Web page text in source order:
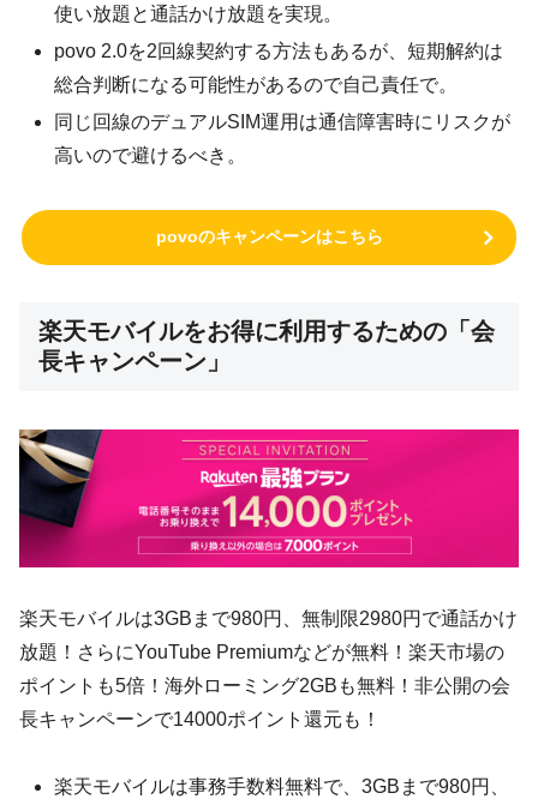
使い放題と通話かけ放題を実現。
povo 2.0を2回線契約する方法もあるが、短期解約は
総合判断になる可能性があるので自己責任で。
同じ回線のデュアルSIM運用は通信障害時にリスクが
高いので避けるべき。
povoのキャンペーンはこちら
楽天モバイルをお得に利用するための「会
長キャンペーン」
楽天モバイルは3GBまで980円、無制限2980円で通話かけ
放題！さらにYouTube Premiumなどが無料！楽天市場の
ポイントも5倍！海外ローミング2GBも無料！非公開の会
長キャンペーンで14000ポイント還元も！
楽天モバイルは事務手数料無料で、3GBまで980円、